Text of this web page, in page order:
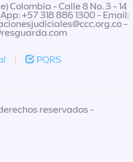
Colombia - Calle 8 No. 3 - 14
+57 318 886 1300 - Email:
-
| PQRS
reservados -